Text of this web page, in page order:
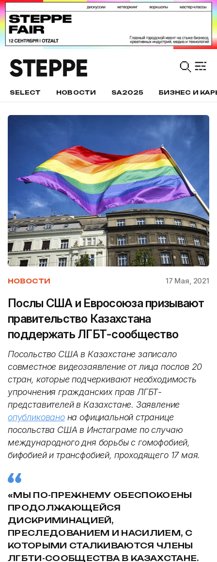
SELECT НОВОСТИ SA2025 БИЗНЕС И
НОВОСТИ 17 Мая, 2021
Послы США и Евросоюза призывают
правительство Казахстана
поддержать ЛГБТ-сообщество
Посольство США в Казахстане записало
совместное видеозаявление от лица послов 20
стран, которые подчеркивают необходимость
упрочнения гражданских прав ЛГБТ-
представителей в Казахстане. Заявление
опубликованона официальной странице
посольства США в Инстаграме по случаю
международного дня борьбы с гомофобией,
бифобией и трансфобией, проходящего 17 мая.
«МЫ ПО-ПРЕЖНЕМУ ОБЕСПОКОЕНЫ
ПРОДОЛЖАЮЩЕЙСЯ
ДИСКРИМИНАЦИЕЙ,
ПРЕСЛЕДОВАНИЕМ И НАСИЛИЕМ, С
КОТОРЫМИ СТАЛКИВАЮТСЯ ЧЛЕНЫ
ЛГБТИ-СООБЩЕСТВА В КАЗАХСТАНЕ.